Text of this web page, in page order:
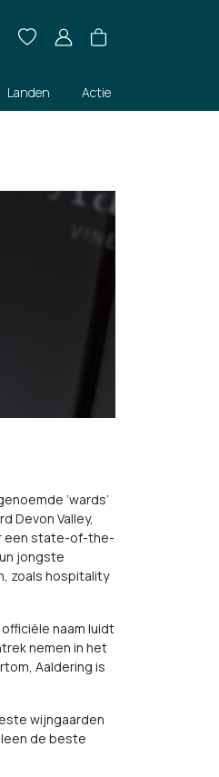
Landen Actie
‘wards’
Devon Valley,
een state-of-the-
jongste
zoals hospitality
naam luidt
nemen in het
Aaldering is
wijngaarden
de beste